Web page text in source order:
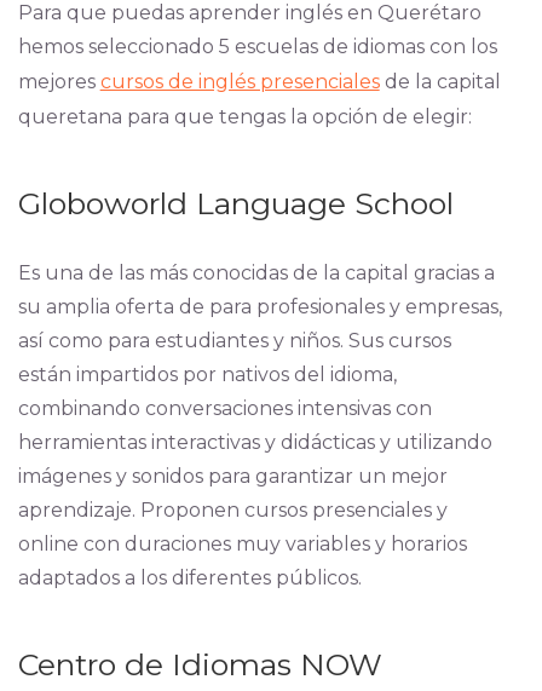
Para que puedas aprender inglés en Querétaro
hemos seleccionado 5 escuelas de idiomas con los
mejores cursos de inglés presencialesde la capital
queretana para que tengas la opción de elegir:
Globoworld Language School
Es una de las más conocidas de la capital gracias a
su amplia oferta de para profesionales y empresas,
así como para estudiantes y niños. Sus cursos
están impartidos por nativos del idioma,
combinando conversaciones intensivas con
herramientas interactivas y didácticas y utilizando
imágenes y sonidos para garantizar un mejor
aprendizaje. Proponen cursos presenciales y
online con duraciones muy variables y horarios
adaptados a los diferentes públicos.
Centro de Idiomas NOW